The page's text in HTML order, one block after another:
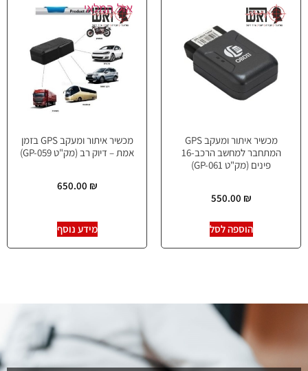
מכשיר איתור ומעקב GPS
המתחבר למחשב הרכב-16
פינים (מק"ט GP-061)
550.00 ₪
הוספה לסל
אזל המלאי
מכשיר איתור ומעקב GPS בזמן
אמת – דיוק רב (מק"ט GP-059)
650.00 ₪
מידע נוסף